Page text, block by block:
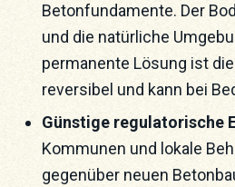
Betonfundamente. Der
und die natürliche
permanente Lösung ist
reversibel und kann bei
Günstige regulatorische
Kommunen und lokale
gegenüber neuen